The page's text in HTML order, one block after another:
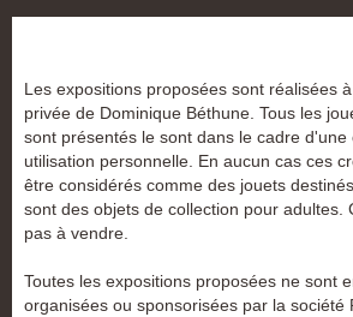
Les expositions proposées sont réalisées
privée de Dominique Béthune. Tous les
sont présentés le sont dans le cadre
utilisation personnelle. En aucun cas ces
être considérés comme des jouets
sont des objets de collection pour adultes.
pas à vendre.
Toutes les expositions proposées ne sont
organisées ou sponsorisées par la société